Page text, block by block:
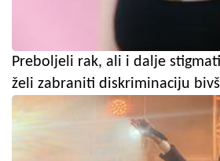
Preboljeli rak, ali i dalje
želi zabraniti diskriminaciju